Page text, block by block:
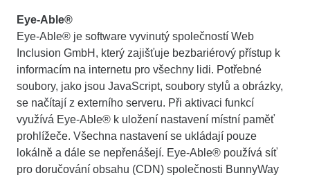
Eye-Able®
Eye-Able® je software vyvinutý společností Web
Inclusion GmbH, který zajišťuje bezbariérový přístup k
informacím na internetu pro všechny lidi. Potřebné
soubory, jako jsou JavaScript, soubory stylů a obrázky,
se načítají z externího serveru. Při aktivaci funkcí
využívá Eye-Able® k uložení nastavení místní paměť
prohlížeče. Všechna nastavení se ukládají pouze
lokálně a dále se nepřenášejí. Eye-Able® používá síť
pro doručování obsahu (CDN) společnosti BunnyWay